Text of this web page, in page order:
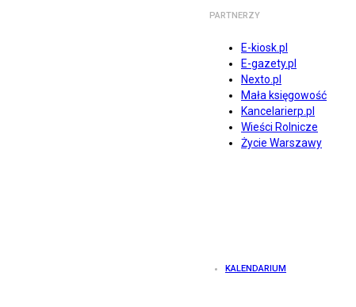
PARTNERZY
E-kiosk.pl
E-gazety.pl
Nexto.pl
Mała księgowość
Kancelarierp.pl
Wieści Rolnicze
Życie Warszawy
KALENDARIUM